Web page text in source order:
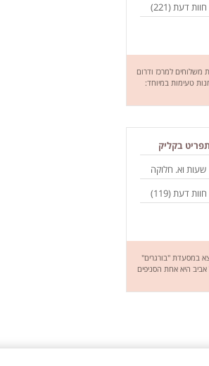
חוות דעת (221
)
משלוחים למרכז ודרום
טעימות במיוחד:
אנטריקוט, עוף
מחכים לכם לחוויה
תפריט בקליק
שעות וא. חלוקה
חוות דעת (119
)
במסעדת "בורגרים"
תל אביב היא אחת הסניפים
של אכילת המבורגר על
אשר לכל המבורגר טעם